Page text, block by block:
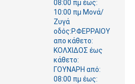
08:00 πμ έως:
10:00 πμ Μονά/
Ζυγά
οδός:Ρ.ΦΕΡΡΑΙΟΥ
απο κάθετο:
ΚΟΛΧΙΔΟΣ έως
κάθετο:
ΓΟΥΝΑΡΗ από:
08:00 πμ έως: